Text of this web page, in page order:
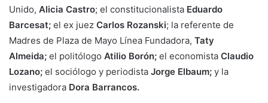
Unido, Alicia Castro; el constitucionalista Eduardo
Barcesat; el ex juez Carlos Rozanski; la referente de
Madres de Plaza de Mayo Línea Fundadora, Taty
Almeida; el politólogo Atilio Borón; el economista Claudio
Lozano; el sociólogo y periodista Jorge Elbaum; y la
investigadora Dora Barrancos.